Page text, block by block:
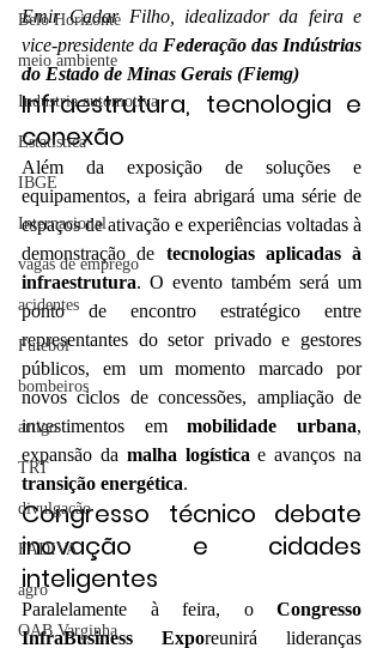
Belo Horizonte
meio ambiente
Industria automotiva
Estatística
IBGE
Internacional
vagas de emprego
acidentes
Futebol
bombeiros
artigo
TRT
divulgação
FADIVA
agro
OAB Varginha
Emir Cadar Filho, idealizador da feira e
vice-presidente da Federação das Indústrias
do Estado de Minas Gerais (Fiemg)
Infraestrutura, tecnologia e
conexão
Além da exposição de soluções e
equipamentos, a feira abrigará uma série de
espaços de ativação e experiências voltadas à
demonstração de tecnologias aplicadas à
infraestrutura. O evento também será um
ponto de encontro estratégico entre
representantes do setor privado e gestores
públicos, em um momento marcado por
novos ciclos de concessões, ampliação de
investimentos em mobilidade urbana,
expansão da malha logística
transição energética.
Congresso técnico debate
inovação e cidades
inteligentes
Paralelamente à feira, o Congresso
InfraBusiness Exporeunirá lideranças